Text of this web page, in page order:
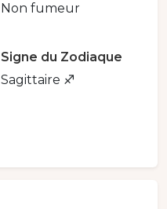
Non fumeur
Signe du Zodiaque
Sagittaire ♐️